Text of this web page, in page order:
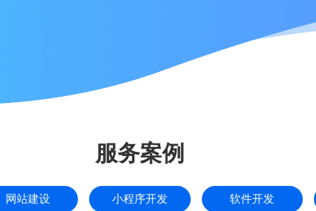
服务案例
网站建设 小程序开发 软件开发